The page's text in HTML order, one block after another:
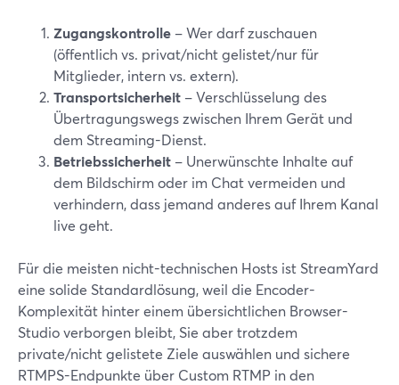
Zugangskontrolle – Wer darf zuschauen
(öffentlich vs. privat/nicht gelistet/nur für
Mitglieder, intern vs. extern).
Transportsicherheit – Verschlüsselung des
Übertragungswegs zwischen Ihrem Gerät und
dem Streaming-Dienst.
Betriebssicherheit – Unerwünschte Inhalte auf
dem Bildschirm oder im Chat vermeiden und
verhindern, dass jemand anderes auf Ihrem Kanal
live geht.
Für die meisten nicht-technischen Hosts ist StreamYard
eine solide Standardlösung, weil die Encoder-
Komplexität hinter einem übersichtlichen Browser-
Studio verborgen bleibt, Sie aber trotzdem
private/nicht gelistete Ziele auswählen und sichere
RTMPS-Endpunkte über Custom RTMP in den